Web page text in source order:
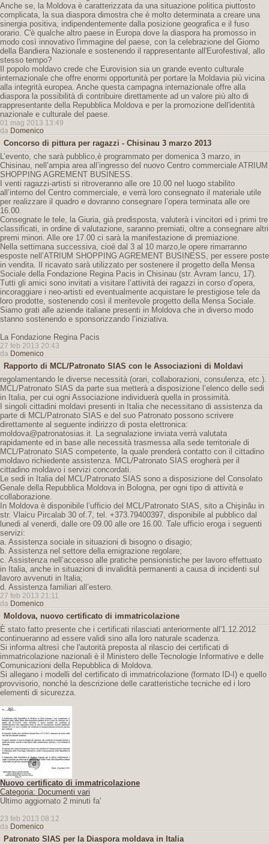
Anche se, la Moldova è caratterizzata da una situazione politica piuttosto
complicata, la sua diaspora dimostra che è molto determinata a creare una
sinergia positiva, indipendentemente dalla posizione geografica e il fuso
orario. C'è qualche altro paese in Europa dove la diaspora ha promosso in
modo così innovativo l'immagine del paese, con la celebrazione del Giorno
della Bandiera Nazionale e sostenendo il rappresentante all'Eurofestival, allo
stesso tempo?
Il popolo moldavo crede che Eurovision sia un grande evento culturale
internazionale che offre enormi opportunità per portare la Moldavia più vicina
alla integrità europea. Anche questa campagna internazionale offre alla
diaspora la possibilità di contribuire direttamente ad un valore più alto di
rappresentante della Repubblica Moldova e per la promozione dell'identità
nazionale e culturale del paese.
01 mag 2013 13:49
da Domenico
Concorso di pittura per ragazzi - Chisinau 3 marzo 2013
L’evento, che sarà pubblico,è programmato per domenica 3 marzo, in
Chisinau, nell’ampia area all’ingresso del nuovo Centro commerciale ATRIUM
SHOPPING AGREMENT BUSINESS.
I venti ragazzi-artisti si ritroveranno alle ore 10.00 nel luogo stabilito
all’interno del Centro commerciale, e verrà loro consegnato il materiale utile
per realizzare il quadro e dovranno consegnare l’opera terminata alle ore
16.00.
Consegnate le tele, la Giuria, già predisposta, valuterà i vincitori ed i primi tre
classificati, in ordine di valutazione, saranno premiati, oltre a consegnare altri
premi minori. Alle ore 17.00 ci sarà la manifestazione di premiazione.
Nella settimana successiva, cioé dal 3 al 10 marzo,le opere rimarranno
esposte nell’ATRIUM SHOPPING AGREMENT BUSINESS, per essere poste
in vendita. Il ricavato sarà utilizzato per sostenere il progetto della Mensa
Sociale della Fondazione Regina Pacis in Chisinau (str. Avram Iancu, 17).
Tutti gli amici sono invitati a visitare l’attività dei ragazzi in corso d’opera,
incoraggiare i neo-artisti ed eventualmente acquistare le prestigiose tele da
loro prodotte, sostenendo così il meritevole progetto della Mensa Sociale.
Siamo grati alle aziende italiane presenti in Moldova che in diverso modo
stanno sostenendo e sponsorizzando l’iniziativa.
La Fondazione Regina Pacis
27 feb 2013 20:43
da Domenico
Rapporto di MCL/Patronato SIAS con le Associazioni di Moldavi
regolamentando le diverse necessità (orari, collaborazioni, consulenza, etc.).
MCL/Patronato SIAS da parte sua metterà a disposizione l’elenco delle sedi
in Italia, per cui ogni Associazione individuerà quella in prossimità.
I singoli cittadini moldavi presenti in Italia che necessitano di assistenza da
parte di MCL/Patronato SIAS e del suo Patronato possono scrivere
direttamente al seguente indirizzo di posta elettronica:
moldova@patronatosias.it. La segnalazione inviata verrà valutata
rapidamente ed in base alle necessità trasmessa alla sede territoriale di
MCL/Patronato SIAS competente, la quale prenderà contatto con il cittadino
moldavo richiedente assistenza. MCL/Patronato SIAS erogherà per il
cittadino moldavo i servizi concordati.
Le sedi in Italia del MCL/Patronato SIAS sono a disposizione del Consolato
Genale della Repubblica Moldova in Bologna, per ogni tipo di attività e
collaborazione.
In Moldova è disponibile l’ufficio del MCL/Patronato SIAS, sito a Chişinău in
str. Vlaicu Pircalab 30 of.7, tel. +373.79400397, disponibile al pubblico dal
lunedi al venerdi, dalle ore 09.00 alle ore 16.00. Tale ufficio eroga i seguenti
servizi:
a. Assistenza sociale in situazioni di bisogno o disagio;
b. Assistenza nel settore della emigrazione regolare;
c. Assistenza nell’accesso alle pratiche pensionistiche per lavoro effettuato
in Italia, anche in situazioni di invalidità permanenti a causa di incidenti sul
lavoro avvenuti in Italia;
d. Assistenza familiari all’estero.
27 feb 2013 21:11
da Domenico
Moldova, nuovo certificato di immatricolazione
È stato fatto presente che i certificati rilasciati anteriormente all'1.12.2012
continueranno ad essere validi sino alla loro naturale scadenza.
Si informa altresì che l'autorità preposta al rilascio dei certificati di
immatricolazione nazionali è il Ministero delle Tecnologie Informative e delle
Comunicazioni della Repubblica di Moldova.
Si allegano i modelli del certificato di immatricolazione (formato ID-I) e quello
provvisorio, nonché la descrizione delle caratteristiche tecniche ed i loro
elementi di sicurezza.
Nuovo certificato di immatricolazione
Categoria: Documenti vari
Ultimo aggiornato 2 minuti fa'
23 feb 2013 08:12
da Domenico
Patronato SIAS per la Diaspora moldava in Italia